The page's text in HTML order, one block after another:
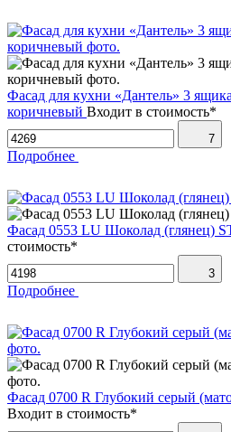
Фасад для кухни «Дантель» 3
коричневый Входит в стоимость*
7
Подробнее
Фасад 0553 LU Шоколад (глянец)
стоимость*
3
Подробнее
Фасад 0700 R Глубокий серый
Входит в стоимость*